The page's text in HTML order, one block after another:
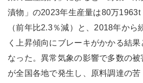
漬物」の2023年生産量は80万1963t
（前年比2.3％減）と、2018年から
く上昇傾向にブレーキがかかる結果
なった。異常気象の影響で多数の被
が全国各地で発生し、原料調達の苦